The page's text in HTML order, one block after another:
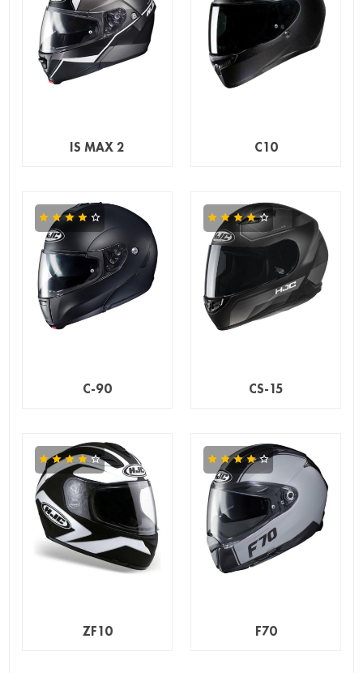
IS MAX 2 C10
C-90 CS-15
ZF10 F70